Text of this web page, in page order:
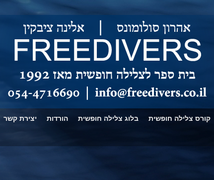
יצירת קשר הורדות בלוג צלילה חופשית קורס צלילה חופשית